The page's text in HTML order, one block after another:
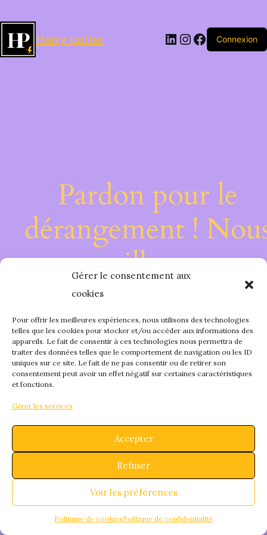
Gérer le consentement aux
cookies
Pour offrir les meilleures expériences, nous utilisons des technologies
telles que les cookies pour stocker et/ou accéder aux informations des
appareils. Le fait de consentir à ces technologies nous permettra de
traiter des données telles que le comportement de navigation ou les ID
uniques sur ce site. Le fait de ne pas consentir ou de retirer son
consentement peut avoir un effet négatif sur certaines caractéristiques
et fonctions.
Gérer les services
Accepter
Refuser
Voir les préférences
Politique de cookiesPolitique de confidentialité
Harry potter LinkedIn
Instagram
Facebook
Connexion
Pardon pour le
dérangement !
travaillons sur
quelque chose de
fantastique –
bientôt !